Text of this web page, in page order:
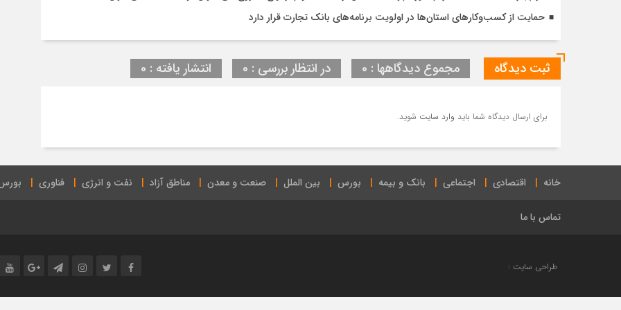
حمایت از کسب‌وکارهای استان‌ها در اولویت برنامه‌های بانک تجارت قرار دارد
ثبت دیدگاه مجموع دیدگاهها : 0 در انتظار بررسی : 0 انتشار یافته : 0
برای ارسال دیدگاه شما باید وارد سایت شوید.
خانه اقتصادی اجتماعی بانک و بیمه بورس بین الملل صنعت و معدن مناطق آزاد نفت و انرژی فناوری
تماس با ما
طراحی سایت :